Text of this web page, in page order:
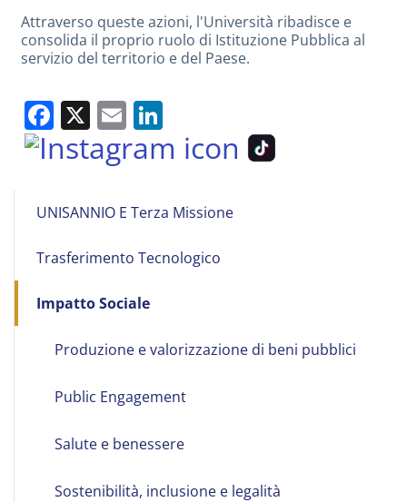
navigation
UNISANNIO E Terza Missione
Trasferimento Tecnologico
Impatto Sociale
Produzione e valorizzazione di beni pubblici
Public Engagement
Salute e benessere
Sostenibilità, inclusione e legalità
Attraverso queste azioni, l'Università ribadisce e
consolida il proprio ruolo di Istituzione Pubblica al
servizio del territorio e del Paese.
Facebook
X Email